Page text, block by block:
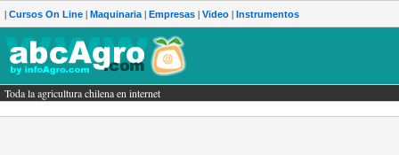
| Cursos On Line | Maquinaria | Empresas | Video | Instrumentos
Toda la agricultura chilena en internet